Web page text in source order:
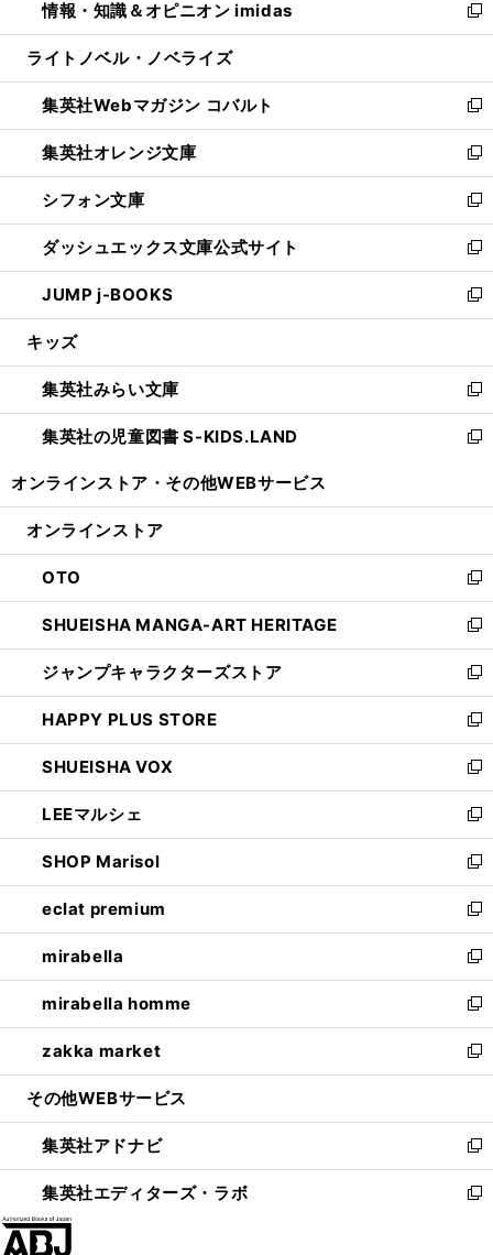
く
で
開
ド
ウ
開
く
ィ
ン
ウ
で
開
く
い
ウ
ン
ド
ウ
で
開
く
情報・知識＆オピニオン imidas
新
し
ウ
ィ
ン
ド
ウ
で
開
く
ライトノベル・ノベライズ
集英社Webマガジン コバルト
新
し
い
ウ
ィ
ン
ド
ウ
で
開
集英社オレンジ文庫
新
し
い
ウ
ィ
ン
ド
ウ
開
く
シフォン文庫
新
し
い
ウ
ィ
ン
ウ
で
開
く
ダッシュエックス文庫公式サイト
新
し
い
ウ
ン
ド
ウ
で
JUMP j-BOOKS
新
し
ウ
ィ
ン
ド
開
キッズ
集英社みらい文庫
新
し
い
ン
ウ
で
開
く
集英社の児童図書 S-KIDS.LAND
新
ウ
ン
ド
ウ
で
開
く
オンラインストア・ その他WEBサービス
オンラインストア
OTO
新
し
い
ウ
ィ
ン
ド
ウ
で
開
く
SHUEISHA MANGA-ART HERITAGE
新
し
い
ウ
ィ
ン
ド
ウ
で
開
く
ジャンプキャラクターズストア
新
し
い
ウ
ィ
ン
ド
ウ
で
開
く
HAPPY PLUS STORE
新
し
い
ウ
ィ
ン
ド
ウ
で
開
く
SHUEISHA VOX
新
し
い
ウ
ィ
ン
ド
ウ
で
開
く
LEEマルシェ
新
し
い
ウ
ィ
ン
ド
ウ
で
開
く
SHOP Marisol
新
し
い
ウ
ィ
ン
ド
ウ
で
開
eclat premium
新
し
い
ウ
ィ
ン
ド
ウ
開
く
mirabella
新
し
い
ウ
ィ
ン
ウ
で
開
く
mirabella homme
新
し
い
ウ
ン
ド
ウ
で
zakka market
新
し
ウ
ィ
ン
ド
その他WEBサービス
集英社アドナビ
新
し
い
集英社エディターズ・ラボ
新